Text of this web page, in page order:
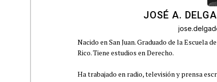
JOSÉ A.
Nacido en San Juan. Graduado de la Escuela
Rico. Tiene estudios en Derecho.
Ha trabajado en radio, televisión y prensa